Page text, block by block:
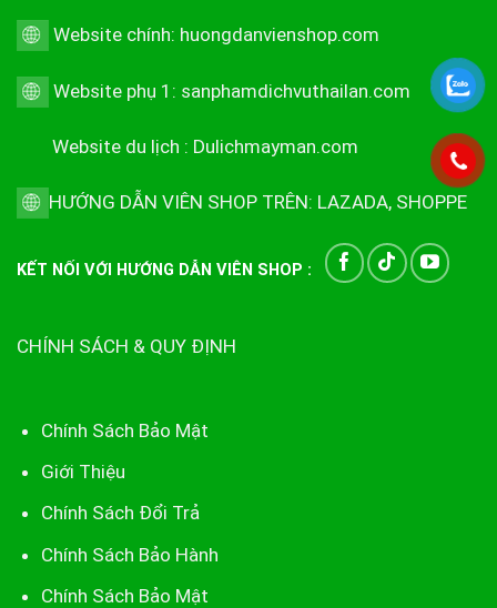
Website chính: huongdanvienshop.com
Website phụ 1: sanphamdichvuthailan.com
Website du lịch : Dulichmayman.com
HƯỚNG DẪN VIÊN SHOP TRÊN: LAZADA, SHOPPE
KẾT NỐI VỚI HƯỚNG DẪN VIÊN SHOP :
CHÍNH SÁCH & QUY ĐỊNH
Chính Sách Bảo Mật
Giới Thiệu
Chính Sách Đổi Trả
Chính Sách Bảo Hành
Chính Sách Bảo Mật